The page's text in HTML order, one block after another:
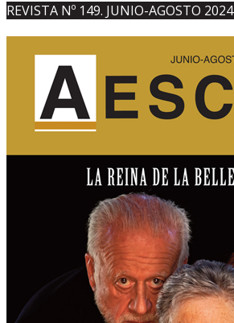
REVISTA Nº 149. JUNIO-AGOSTO 2024